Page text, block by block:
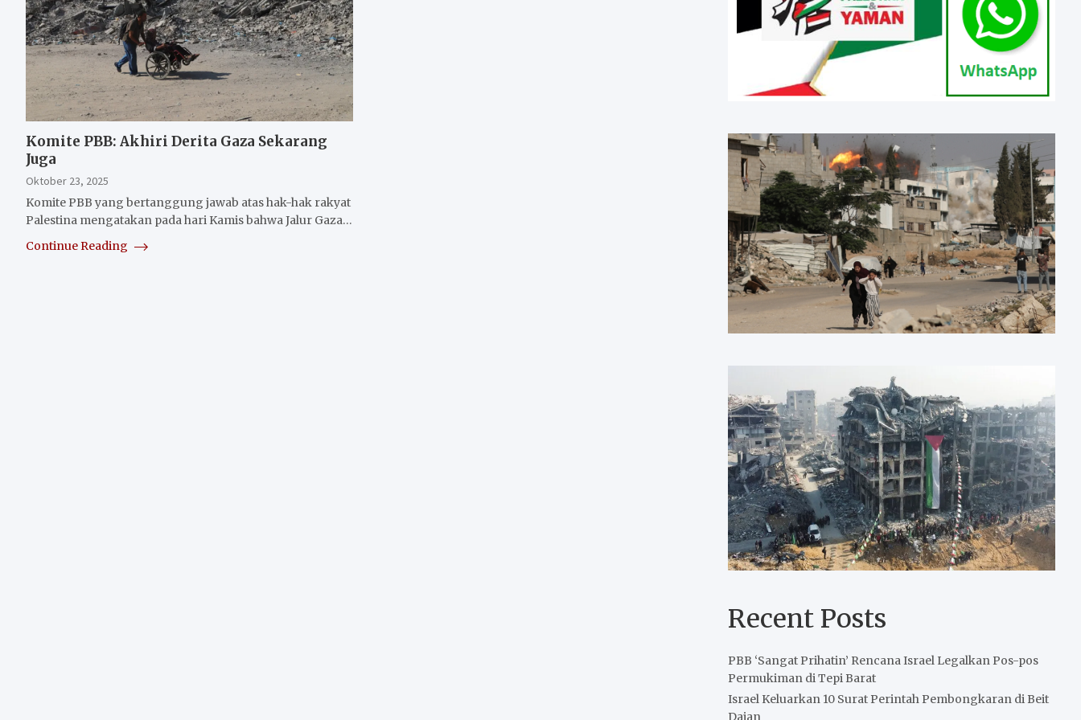
Komite PBB: Akhiri Derita Gaza Sekarang
Juga
Oktober 23, 2025
Komite PBB yang bertanggung jawab atas hak-hak rakyat
Palestina mengatakan pada hari Kamis bahwa Jalur Gaza…
Continue Reading
Recent Posts
PBB ‘Sangat Prihatin’ Rencana Israel Legalkan Pos-pos
Permukiman di Tepi Barat
Israel Keluarkan 10 Surat Perintah Pembongkaran di Beit
Dajan